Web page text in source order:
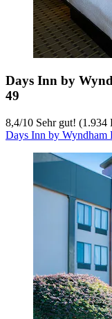
Days Inn by
49
8,4/10 Sehr gut! (1.934
Days Inn by Wyndham